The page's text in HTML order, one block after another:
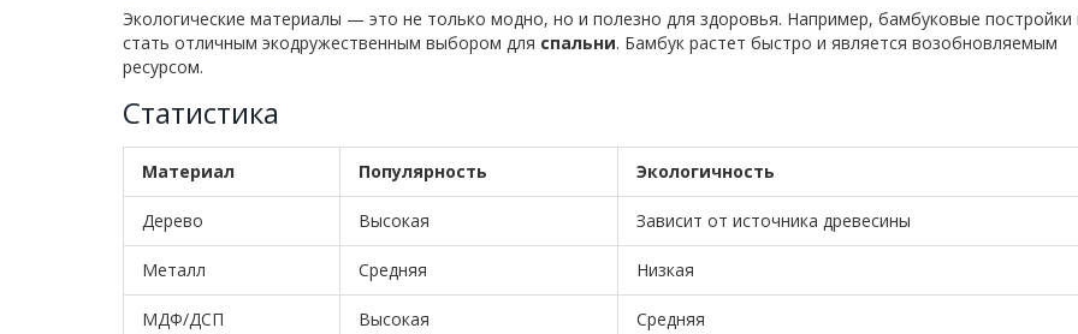
Экологические материалы — это не только модно, но и полезно для здоровья. Например, бамбуковые постройки
стать отличным экодружественным выбором для спальни. Бамбук растет быстро и является возобновляемым
ресурсом.
Статистика
Материал Популярность Экологичность
Дерево Высокая Зависит от источника древесины
Металл Средняя Низкая
МДФ/ДСП Высокая Средняя